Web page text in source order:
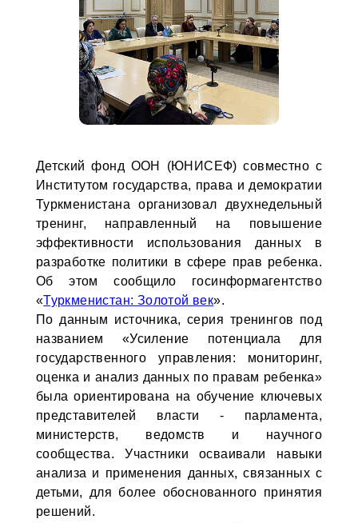
Детский фонд ООН (ЮНИСЕФ) совместно с
Институтом государства, права и демократии
Туркменистана организовал двухнедельный
тренинг, направленный на повышение
эффективности использования данных в
разработке политики в сфере прав ребенка.
Об этом сообщило госинформагентство
«Туркменистан: Золотой век».
По данным источника, серия тренингов под
названием «Усиление потенциала для
государственного управления: мониторинг,
оценка и анализ данных по правам ребенка»
была ориентирована на обучение ключевых
представителей власти - парламента,
министерств, ведомств и научного
сообщества. Участники осваивали навыки
анализа и применения данных, связанных с
детьми, для более обоснованного принятия
решений.